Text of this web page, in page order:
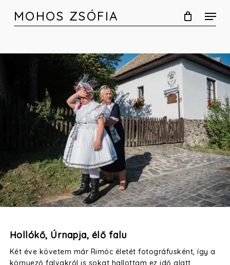
MOHOS ZSÓFIA
Hollókő, Úrnapja, élő falu
Két éve követem már Rimóc életét fotográfusként, így a
környező falvakról is sokat hallottam ez idő alatt.